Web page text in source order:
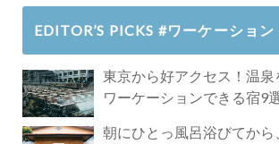
EDITOR’S PICKS #ワーケーション
東京から好アクセス！温泉
ワーケーションできる宿9
朝にひとっ風呂浴びてから